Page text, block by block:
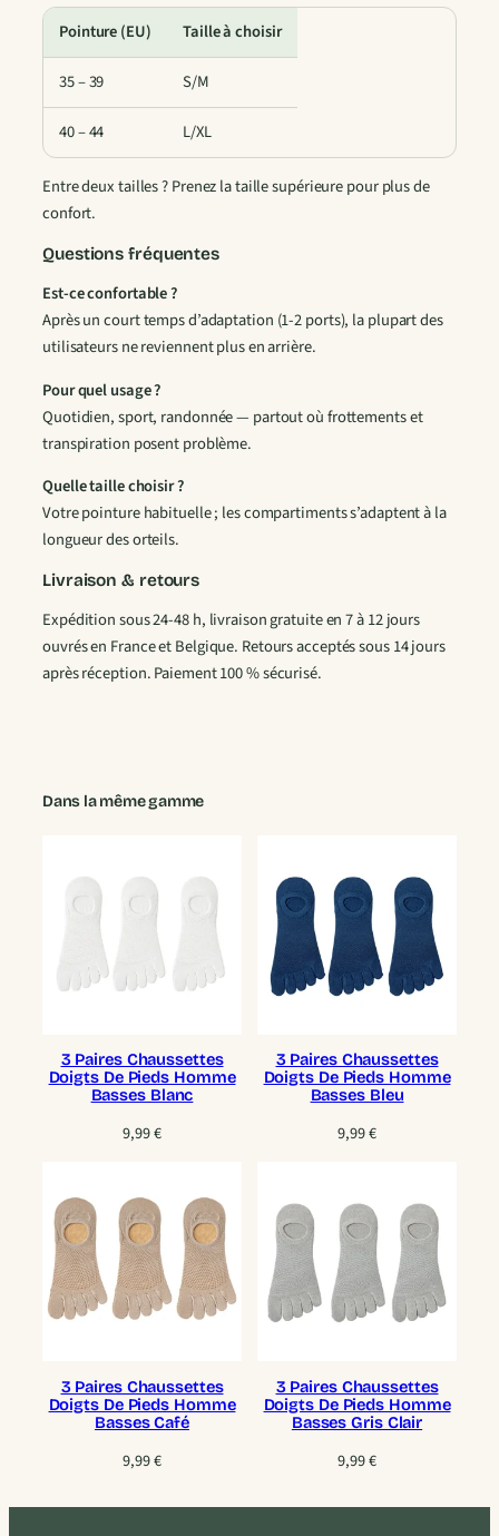
t
D
P
i
e
d
s
H
o
m
e
B
a
s
s
e
J
a
u
n
Pointure (EU) Taille à choisir
35 – 39 S/M
40 – 44 L/XL
Entre deux tailles ? Prenez la taille supérieure pour plus de
confort.
Questions fréquentes
Est-ce confortable ?
Après un court temps d’adaptation (1-2 ports), la plupart des
utilisateurs ne reviennent plus en arrière.
Pour quel usage ?
Quotidien, sport, randonnée — partout où frottements et
transpiration posent problème.
Quelle taille choisir ?
Votre pointure habituelle ; les compartiments s’adaptent à la
longueur des orteils.
Livraison & retours
Expédition sous 24-48 h, livraison gratuite en 7 à 12 jours
ouvrés en France et Belgique. Retours acceptés sous 14 jours
après réception. Paiement 100 % sécurisé.
Dans la même gamme
3 Paires Chaussettes
Doigts De Pieds Homme
Basses Blanc
9,99€
3 Paires Chaussettes
Doigts De Pieds Homme
Basses Bleu
9,99€
3 Paires Chaussettes
Doigts De Pieds Homme
Basses Café
9,99€
3 Paires Chaussettes
Doigts De Pieds Homme
Basses Gris Clair
9,99€